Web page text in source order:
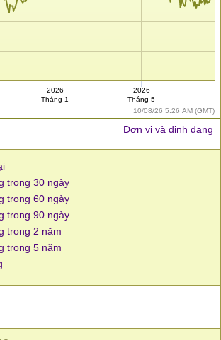
10/08/26 5:26 AM (GMT)
2026
Tháng 1
2026
Tháng 5
Đơn vị và định dạng
trong 30 ngày
trong 60 ngày
trong 90 ngày
trong 2 năm
trong 5 năm